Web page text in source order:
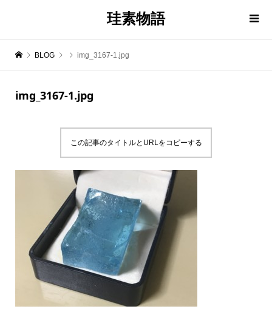
珪素物語
BLOG img_3167-1.jpg
img_3167-1.jpg
この記事のタイトルとURLをコピーする